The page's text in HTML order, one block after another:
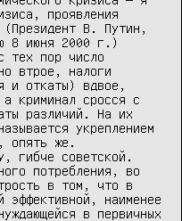
проявления
(Президент В. Путин,
8 июня 2000 г.)
тех пор число
втрое, налоги
и откаты) вдвое,
криминал сросся с
различий. На их
укреплением
опять же.
гибче советской.
потребления, во
в том, что в
эффективной, наименее
в первичных